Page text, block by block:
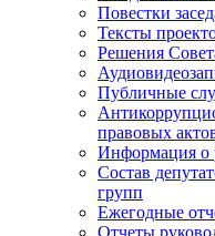
Повестки
Тексты
Решения
Публичные
правовых
Информация о
Состав
групп
Ежегодные
Отчеты